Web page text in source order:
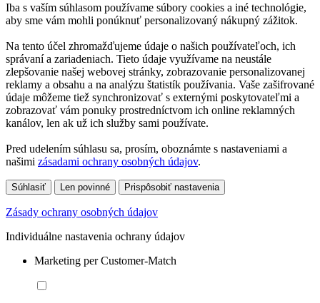
Iba s vaším súhlasom používame súbory cookies a iné technológie,
aby sme vám mohli ponúknuť personalizovaný nákupný zážitok.
Na tento účel zhromažďujeme údaje o našich používateľoch, ich
správaní a zariadeniach. Tieto údaje využívame na neustále
zlepšovanie našej webovej stránky, zobrazovanie personalizovanej
reklamy a obsahu a na analýzu štatistík používania. Vaše zašifrované
údaje môžeme tiež synchronizovať s externými poskytovateľmi a
zobrazovať vám ponuky prostredníctvom ich online reklamných
kanálov, len ak už ich služby sami používate.
Pred udelením súhlasu sa, prosím, oboznámte s nastaveniami a
našimi zásadami ochrany osobných údajov.
Súhlasiť Len povinné Prispôsobiť nastavenia
Zásady ochrany osobných údajov
Individuálne nastavenia ochrany údajov
Marketing per Customer-Match